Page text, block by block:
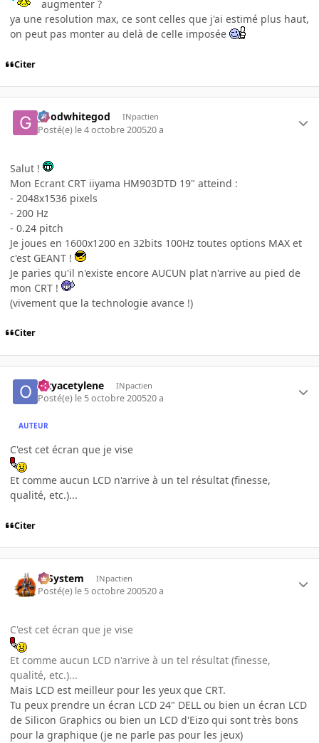
augmenter ?
ya une resolution max, ce sont celles que j'ai estimé plus haut,
on peut pas monter au delà de celle imposée
Citer
goodwhitegod INpactien
Posté(e) le 4 octobre 200520 a
Salut !
Mon Ecrant CRT iiyama HM903DTD 19" atteind :
- 2048x1536 pixels
- 200 Hz
- 0.24 pitch
Je joues en 1600x1200 en 32bits 100Hz toutes options MAX et
c'est GEANT !
Je paries qu'il n'existe encore AUCUN plat n'arrive au pied de
mon CRT !
(vivement que la technologie avance !)
Citer
Oxyacetylene INpactien
Posté(e) le 5 octobre 200520 a
AUTEUR
C'est cet écran que je vise
Et comme aucun LCD n'arrive à un tel résultat (finesse,
qualité, etc.)...
Citer
X-System INpactien
Posté(e) le 5 octobre 200520 a
C'est cet écran que je vise
Et comme aucun LCD n'arrive à un tel résultat (finesse,
qualité, etc.)...
Mais LCD est meilleur pour les yeux que CRT.
Tu peux prendre un écran LCD 24" DELL ou bien un écran LCD
de Silicon Graphics ou bien un LCD d'Eizo qui sont très bons
pour la graphique (je ne parle pas pour les jeux)